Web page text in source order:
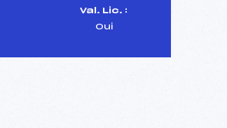
Val. Lic. :
Oui